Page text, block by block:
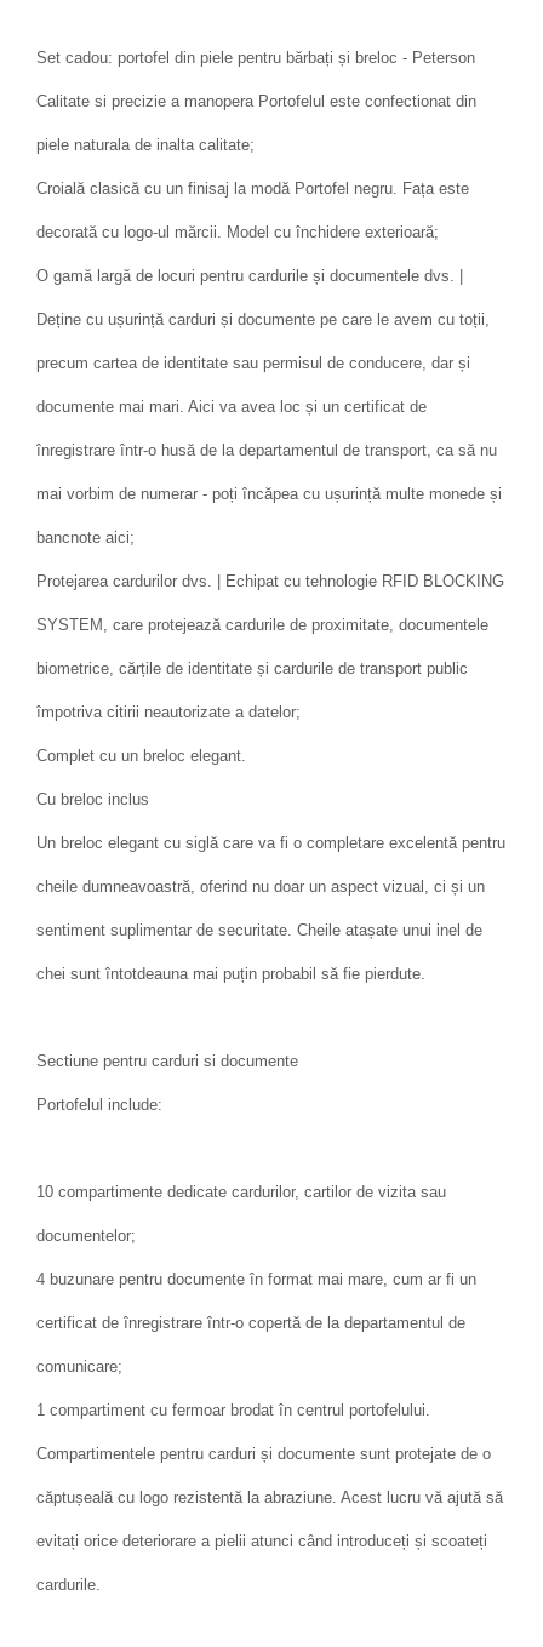
Set cadou: portofel din piele pentru bărbați și breloc - Peterson
Calitate si precizie a manopera Portofelul este confectionat din
piele naturala de inalta calitate;
Croială clasică cu un finisaj la modă Portofel negru. Fața este
decorată cu logo-ul mărcii. Model cu închidere exterioară;
O gamă largă de locuri pentru cardurile și documentele dvs. |
Deține cu ușurință carduri și documente pe care le avem cu toții,
precum cartea de identitate sau permisul de conducere, dar și
documente mai mari. Aici va avea loc și un certificat de
înregistrare într-o husă de la departamentul de transport, ca să nu
mai vorbim de numerar - poți încăpea cu ușurință multe monede și
bancnote aici;
Protejarea cardurilor dvs. | Echipat cu tehnologie RFID BLOCKING
SYSTEM, care protejează cardurile de proximitate, documentele
biometrice, cărțile de identitate și cardurile de transport public
împotriva citirii neautorizate a datelor;
Complet cu un breloc elegant.
Cu breloc inclus
Un breloc elegant cu siglă care va fi o completare excelentă pentru
cheile dumneavoastră, oferind nu doar un aspect vizual, ci și un
sentiment suplimentar de securitate. Cheile atașate unui inel de
chei sunt întotdeauna mai puțin probabil să fie pierdute.
Sectiune pentru carduri si documente
Portofelul include:
10 compartimente dedicate cardurilor, cartilor de vizita sau
documentelor;
4 buzunare pentru documente în format mai mare, cum ar fi un
certificat de înregistrare într-o copertă de la departamentul de
comunicare;
1 compartiment cu fermoar brodat în centrul portofelului.
Compartimentele pentru carduri și documente sunt protejate de o
căptușeală cu logo rezistentă la abraziune. Acest lucru vă ajută să
evitați orice deteriorare a pielii atunci când introduceți și scoateți
cardurile.